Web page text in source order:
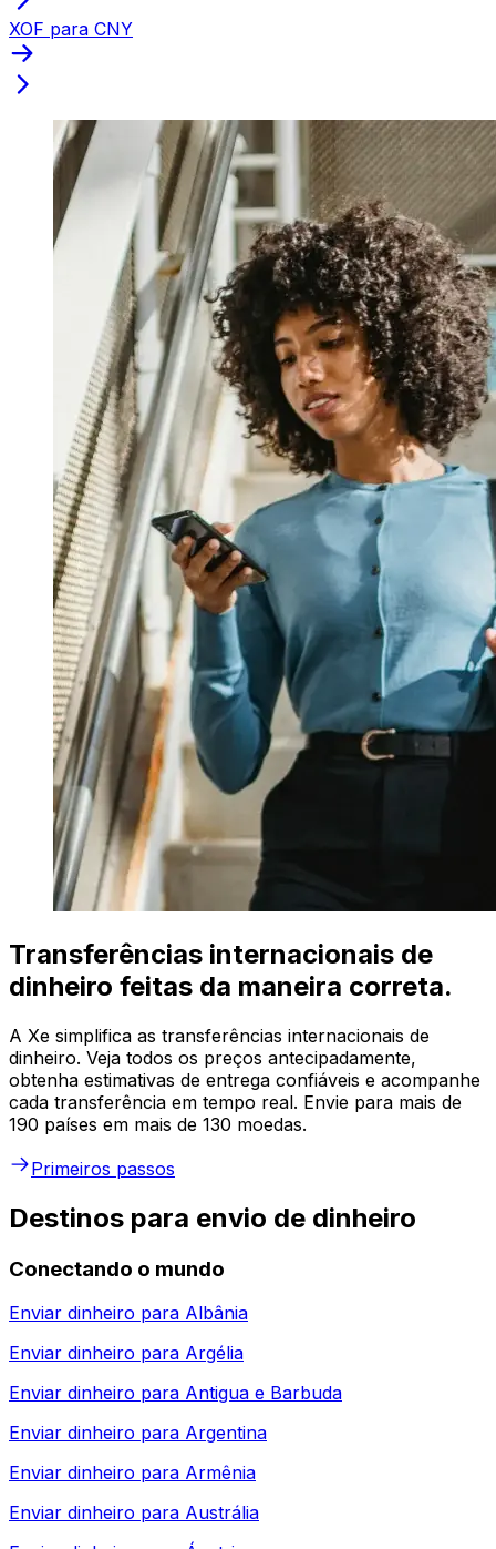
XOF para CNY
Transferências internacionais de
dinheiro feitas da maneira correta.
A Xe simplifica as transferências internacionais de
dinheiro. Veja todos os preços antecipadamente,
obtenha estimativas de entrega confiáveis e acompanhe
cada transferência em tempo real. Envie para mais de
190 países em mais de 130 moedas.
Primeiros passos
Destinos para envio de dinheiro
Conectando o mundo
Enviar dinheiro para Albânia
Enviar dinheiro para Argélia
Enviar dinheiro para Antigua e Barbuda
Enviar dinheiro para Argentina
Enviar dinheiro para Armênia
Enviar dinheiro para Austrália